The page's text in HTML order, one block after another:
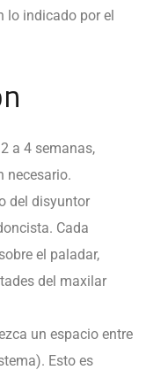
lo indicado por el
a 4 semanas,
necesario.
del disyuntor
Cada
el paladar,
del maxilar
un espacio entre
Esto es